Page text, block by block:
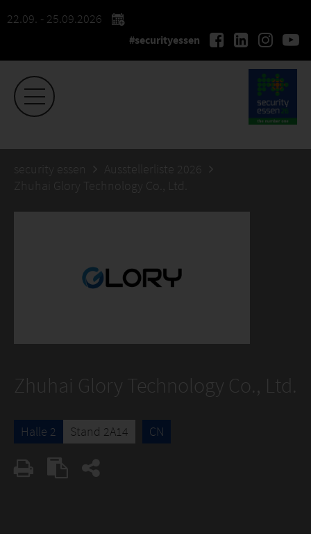
22.09. - 25.09.2026
#securityessen
security essen
Ausstellerliste 2026
Zhuhai Glory Technology Co., Ltd.
Zhuhai Glory Technology Co., Ltd.
Halle 2 Stand 2A14 CN